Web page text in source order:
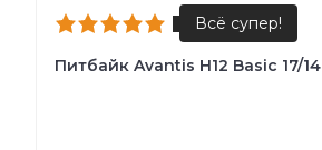
Питбайк Avantis H12 Basic 17/14